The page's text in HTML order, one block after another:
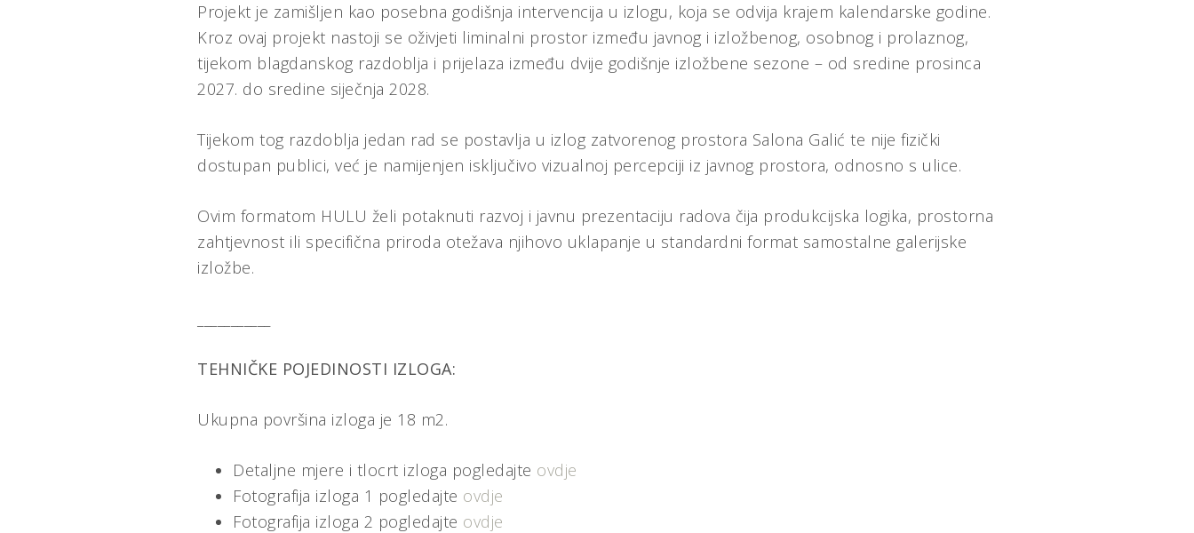
Projekt je zamišljen kao posebna godišnja intervencija u izlogu, koja se odvija krajem kalendarske godine.
Kroz ovaj projekt nastoji se oživjeti liminalni prostor između javnog i izložbenog, osobnog i prolaznog,
tijekom blagdanskog razdoblja i prijelaza između dvije godišnje izložbene sezone – od sredine prosinca
2027. do sredine siječnja 2028.
Tijekom tog razdoblja jedan rad se postavlja u izlog zatvorenog prostora Salona Galić te nije fizički
dostupan publici, već je namijenjen isključivo vizualnoj percepciji iz javnog prostora, odnosno s ulice.
Ovim formatom HULU želi potaknuti razvoj i javnu prezentaciju radova čija produkcijska logika, prostorna
zahtjevnost ili specifična priroda otežava njihovo uklapanje u standardni format samostalne galerijske
izložbe.
TEHNIČKE POJEDINOSTI IZLOGA:
Ukupna površina izloga je 18 m2.
Detaljne mjere i tlocrt izloga pogledajte ovdje
Fotografija izloga 1 pogledajte ovdje
Fotografija izloga 2 pogledajte ovdje